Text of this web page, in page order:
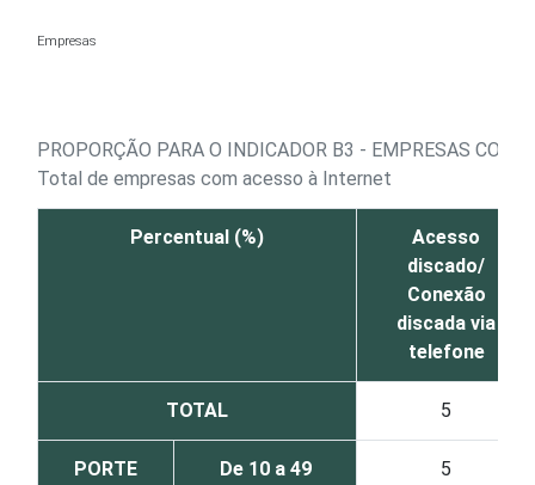
Empresas
PROPORÇÃO PARA O INDICADOR B3 - EMPRESAS COM
Total de empresas com acesso à Internet
Percentual (%)
Acesso
discado/
Conexão
discada via
telefone
TOTAL 5
PORTE
De 10 a 49
5